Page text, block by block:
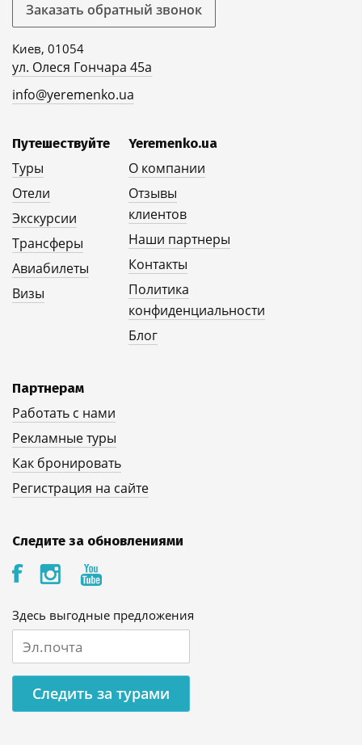
Заказать обратный звонок
Киев, 01054
ул. Олеся Гончара 45а
info@yeremenko.ua
Путешествуйте
Туры
Отели
Экскурсии
Трансферы
Авиабилеты
Визы
Yeremenko.ua
О компании
Отзывы
клиентов
Наши партнеры
Контакты
Политика
конфиденциальности
Блог
Партнерам
Работать с нами
Рекламные туры
Как бронировать
Регистрация на сайте
Следите за обновлениями
Здесь выгодные предложения
Следить за турами